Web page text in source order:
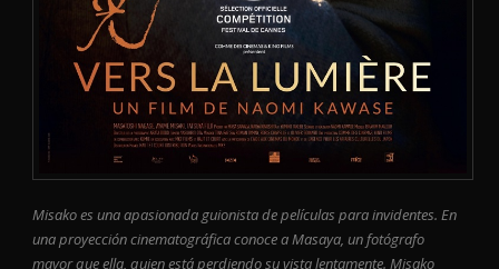
Misako es una apasionada guionista de películas para invidentes. En
una proyección cinematográfica conoce a Masaya, un fotógrafo
mayor que ella, quien está perdiendo su vista lentamente. Misako